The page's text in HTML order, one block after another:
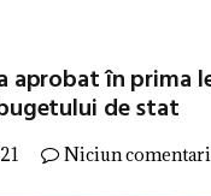
aprobat în prima
de stat
Niciun